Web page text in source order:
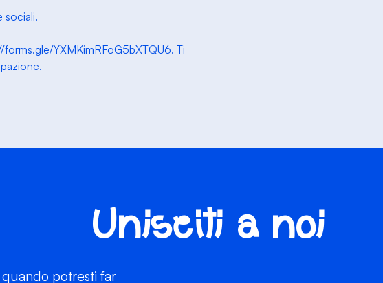
sociali.
YXMKimRFoG5bXTQU6. Ti
Unisciti a noi
potresti far